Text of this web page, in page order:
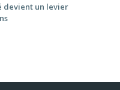
devient un levier